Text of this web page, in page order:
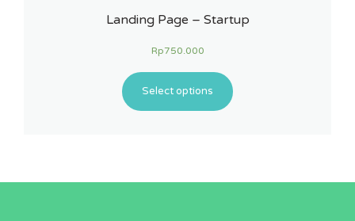
Landing Page – Startup
Rp750.000
Select options